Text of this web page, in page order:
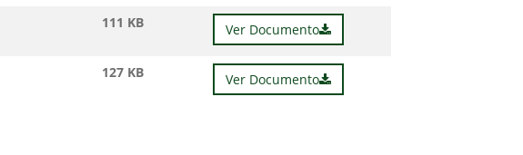
111 KB Ver Documento
127 KB Ver Documento